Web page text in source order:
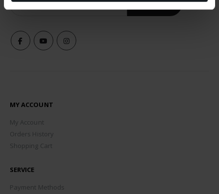
SUBSCRIBE
MY ACCOUNT
My Account
Orders History
Shopping Cart
SERVICE
Payment Methods